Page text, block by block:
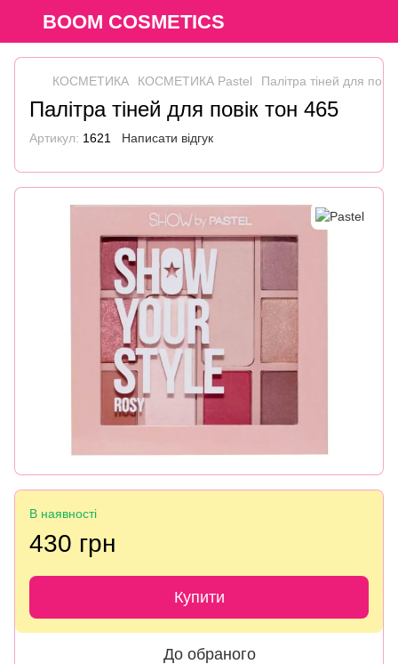
BOOM COSMETICS
КОСМЕТИКА КОСМЕТИКА Pastel Палітра тіней для
Палітра тіней для повік тон 465
Артикул: 1621 Написати відгук
В наявності
430 грн
Купити
До обраного